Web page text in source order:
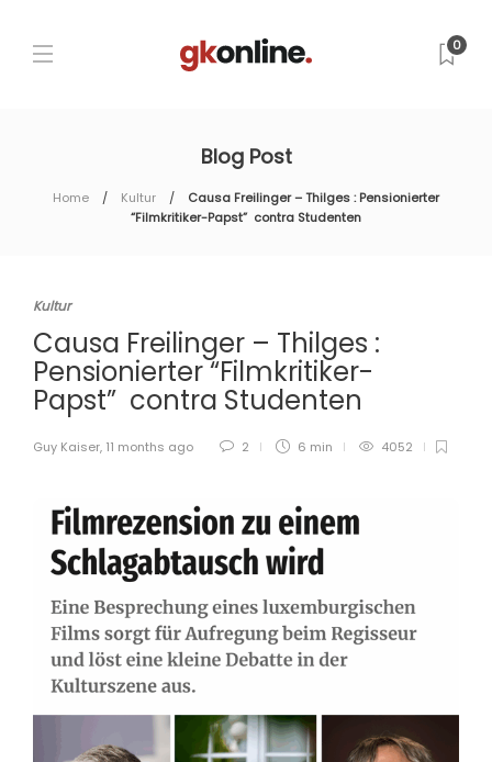
0
Blog Post
Home Kultur
Causa Freilinger – Thilges : Pensionierter
“Filmkritiker-Papst” contra Studenten
Kultur
Causa Freilinger – Thilges :
Pensionierter “Filmkritiker-
Papst” contra Studenten
Guy Kaiser, 11 months ago 2 6 min 4052